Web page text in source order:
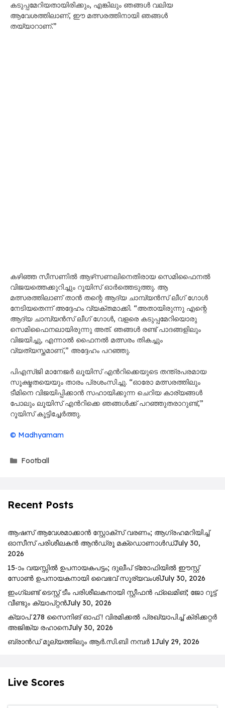
കടുപ്പമേറിയതായിരിക്കും, എങ്കിലും ഞങ്ങൾ വലിയ
ആവേശത്തിലാണ്, ഈ മത്സരത്തിനായി ഞങ്ങൾ
തയ്യാറാണ്.”
കഴിഞ്ഞ സീസണിൽ ആഴ്‌സണലിനെതിരായ സെമിഫൈനൽ
വിജയത്തെക്കുറിച്ചും റൂയിസ് ഓർത്തെടുത്തു. ആ
മത്സരത്തിലാണ് താൻ തന്റെ ആദ്യ ചാമ്പ്യൻസ് ലീഗ് ഗോൾ
നേടിയതെന്ന് അദ്ദേഹം വ്യക്തമാക്കി. “അതായിരുന്നു എന്റെ
ആദ്യ ചാമ്പ്യൻസ് ലീഗ് ഗോൾ, വളരെ കടുപ്പമേറിയൊരു
സെമിഫൈനലായിരുന്നു അത്. ഞങ്ങൾ രണ്ട് പാദങ്ങളിലും
വിജയിച്ചു, എന്നാൽ ഫൈനൽ മത്സരം തികച്ചും
വ്യത്യസ്തമാണ്,” അദ്ദേഹം പറഞ്ഞു.
പിഎസ്‌ജി മാനേജർ ലൂയിസ് എൻറിക്കെയുടെ തന്ത്രപരമായ
സൂക്ഷ്മതയെയും താരം പ്രശംസിച്ചു. “ഓരോ മത്സരത്തിലും
ടീമിനെ വിജയിപ്പിക്കാൻ സഹായിക്കുന്ന ചെറിയ കാര്യങ്ങൾ
പോലും ലൂയിസ് എൻറിക്കെ ഞങ്ങൾക്ക് പറഞ്ഞുതരാറുണ്ട്,”
റൂയിസ് കൂട്ടിച്ചേർത്തു.
© Madhyamam
Categories
Football
Recent Posts
ആഷസ് ആവേശമാക്കാൻ സ്റ്റോക്സ് വരണം; ആഗ്രഹമറിയിച്ച്
ഓസീസ് പരിശീലകൻ ആൻഡ്രൂ മക്ഡൊണാൾഡ്July 30,
2026
15-ാം വയസ്സിൽ ഉപനായകപട്ടം; ദുലീപ് ട്രോഫിയിൽ ഈസ്റ്റ്
സോൺ ഉപനായകനായി വൈഭവ് സൂര്യവംശിJuly 30, 2026
ഇംഗ്ലണ്ട് ടെസ്റ്റ് ടീം പരിശീലകനായി സ്റ്റീഫൻ ഫ്ലെമിങ്; ജോ റൂട്ട്
വീണ്ടും ക്യാപ്റ്റൻJuly 30, 2026
ക്യാപ് 278 സൈനിങ് ഓഫ് ! വിരമിക്കൽ പ്രഖ്യാപിച്ച് ക്രിക്കറ്റർ
അജിങ്ക്യ രഹാനെJuly 30, 2026
ബ്രാൻഡ് മൂല്യത്തിലും ആർ.സി.ബി നമ്പർ 1July 29, 2026
Live Scores